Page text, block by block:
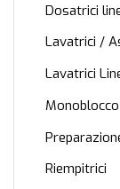
Dosatrici
Lavatrici /
Lavatrici
Riempitrici